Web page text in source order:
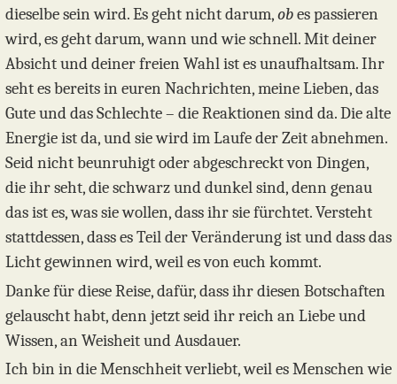
dieselbe sein wird. Es geht nicht darum,obes passieren
wird, es geht darum, wann und wie schnell. Mit deiner
Absicht und deiner freien Wahl ist es unaufhaltsam. Ihr
seht es bereits in euren Nachrichten, meine Lieben, das
Gute und das Schlechte – die Reaktionen sind da. Die alte
Energie ist da, und sie wird im Laufe der Zeit abnehmen.
Seid nicht beunruhigt oder abgeschreckt von Dingen,
die ihr seht, die schwarz und dunkel sind, denn genau
das ist es, was sie wollen, dass ihr sie fürchtet. Versteht
stattdessen, dass es Teil der Veränderung ist und dass das
Licht gewinnen wird, weil es von euch kommt.
Danke für diese Reise, dafür, dass ihr diesen Botschaften
gelauscht habt, denn jetzt seid ihr reich an Liebe und
Wissen, an Weisheit und Ausdauer.
Ich bin in die Menschheit verliebt, weil es Menschen wie